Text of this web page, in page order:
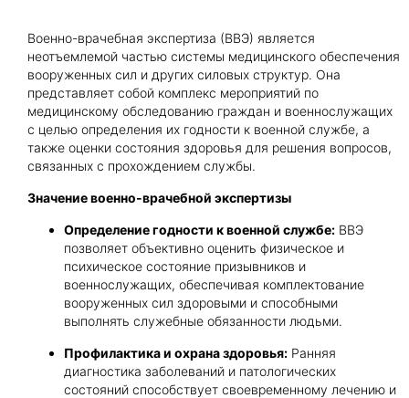
Военно-врачебная экспертиза (ВВЭ) является
неотъемлемой частью системы медицинского обеспечения
вооруженных сил и других силовых структур. Она
представляет собой комплекс мероприятий по
медицинскому обследованию граждан и военнослужащих
с целью определения их годности к военной службе, а
также оценки состояния здоровья для решения вопросов,
связанных с прохождением службы.
Значение военно-врачебной экспертизы
Определение годности к военной службе: ВВЭ
позволяет объективно оценить физическое и
психическое состояние призывников и
военнослужащих, обеспечивая комплектование
вооруженных сил здоровыми и способными
выполнять служебные обязанности людьми.
Профилактика и охрана здоровья: Ранняя
диагностика заболеваний и патологических
состояний способствует своевременному лечению и
Приложите документы
Получить консультацию
данныхиe-mail рассылку
Приложите документы
Даю согласие наобработку персональных
данныхиe-mail рассылку
Даю согласие наобработку персональных
данныхиe-mail рассылку